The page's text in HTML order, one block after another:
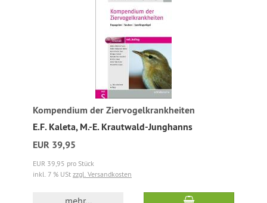
Kompendium der Ziervogelkrankheiten
E.F. Kaleta, M.-E. Krautwald-Junghanns
EUR 39,95
EUR 39,95 pro Stück
inkl. 7 % USt zzgl. Versandkosten
mehr...